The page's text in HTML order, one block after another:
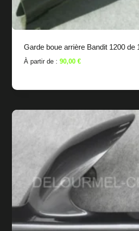
Garde boue arrière Bandit 1200 de
À partir de : 90,00 €